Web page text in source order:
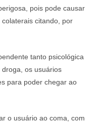
pois pode causar
citando, por
tanto psicológica
os usuários
para poder chegar ao
o usuário ao coma, com